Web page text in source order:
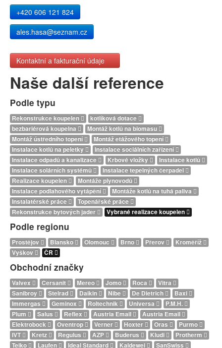
+420 606 121 824
ales.hasa@seznam.cz
Kontaktní a fakturační údaje
Naše další reference
Podle typu
Rekonstrukce koupelen
kotlíková dotace
bezbariérová koupelna
Montáž kotlů na biomasu
Montáž ústředního topení
Montáž etážového topení
Instalace kotlů na peletky
Instalace sociálních zařízení
Instalace odpadů a kanalizace
Krbové vložky
Instalace kotlů
Instalace solárních systémů
Instalace tepelných čerpadel
Realizace koupelen
Montáže plynovodů
Instalace podlahového vytápění
Montáže kotlů na tuhá paliva
Instalatérské práce
Topenářské práce
Rekonstrukce bytových jader
Vybrané realizace koupelen
Podle regionu
Prostějov Blansko Olomouc Brno Přerov
Kroměříž
Vyškov
ČR
Obchodní značky
Valvex Cersanit Mereo Jomo Roca
Vitra
Sanibroy
Stelrad Daikin Nibe De Dietrich
Baxi
Immergas
Geminox Roltechnik Universa
P.M.H.
Plum
Salus Reflex Austria Email
Austria Email
Elektrobock
Oventrop Verner Hoxter Oras
Purmo
IVT
Kretz Regulus AZP Buderus Kludi
Protherm
Teiko
Laufen Ideal Standard Kaldewei SanSwiss